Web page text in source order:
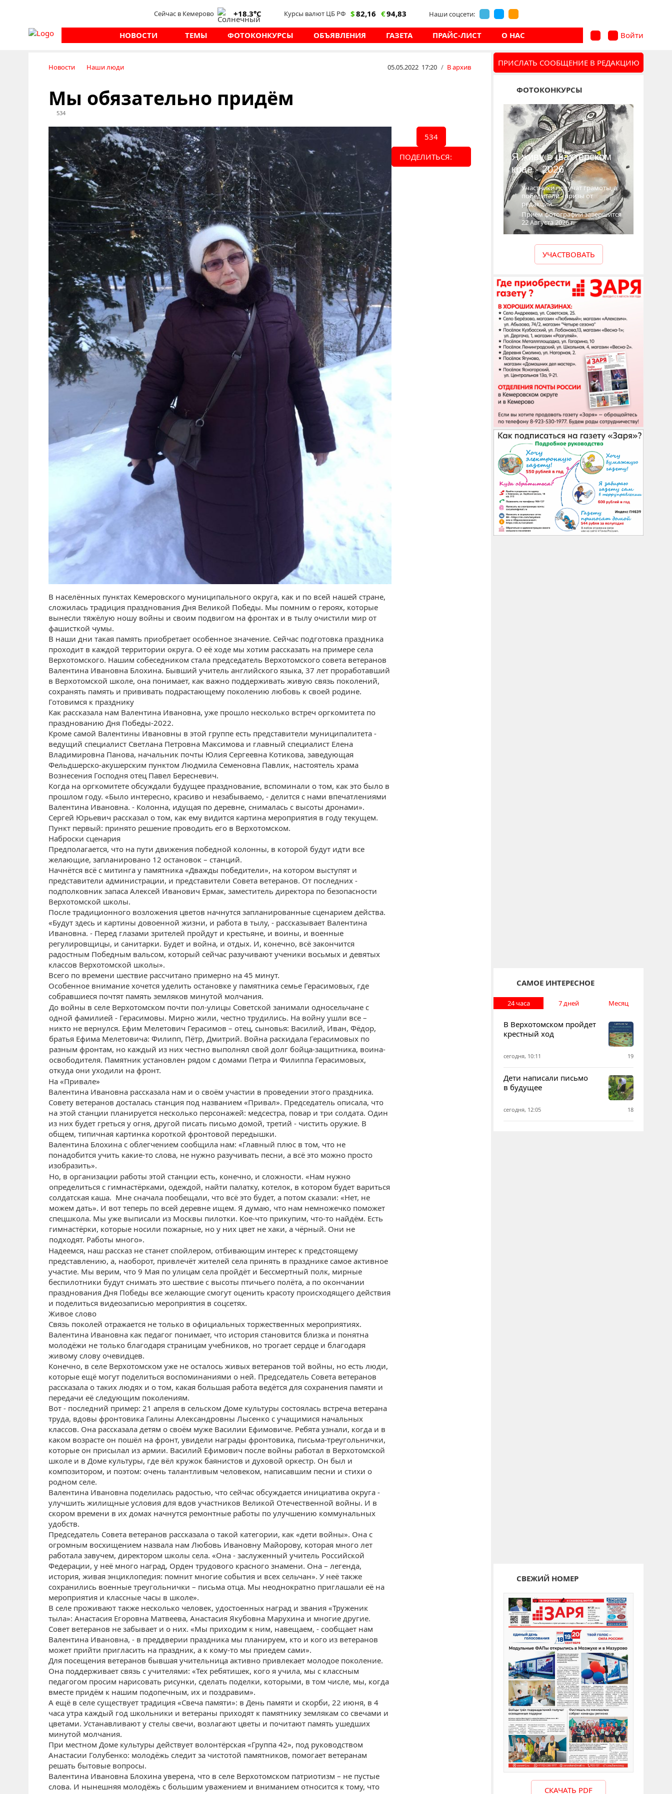
Сейчас в Кемерово +18.3°C Курсы валют ЦБ РФ $82,16 €94,83 Наши соцсети:
НОВОСТИ ТЕМЫ ФОТОКОНКУРСЫ ОБЪЯВЛЕНИЯ ГАЗЕТА ПРАЙС-ЛИСТ О НАС Войти
Новости Наши люди 05.05.2022 17:20 / В архив
Мы обязательно придём
534
В населённых пунктах Кемеровского муниципального округа, как и по всей нашей стране,
сложилась традиция празднования Дня Великой Победы. Мы помним о героях, которые
вынесли тяжёлую ношу войны и своим подвигом на фронтах и в тылу очистили мир от
фашисткой чумы.
В наши дни такая память приобретает особенное значение. Сейчас подготовка праздника
проходит в каждой территории округа. О её ходе мы хотим рассказать на примере села
Верхотомского. Нашим собеседником стала председатель Верхотомского совета ветеранов
Валентина Ивановна Блохина. Бывший учитель английского языка, 37 лет проработавший
в Верхотомской школе, она понимает, как важно поддерживать живую связь поколений,
сохранять память и прививать подрастающему поколению любовь к своей родине.
Готовимся к празднику
Как рассказала нам Валентина Ивановна, уже прошло несколько встреч оргкомитета по
празднованию Дня Победы-2022.
Кроме самой Валентины Ивановны в этой группе есть представители муниципалитета -
ведущий специалист Светлана Петровна Максимова и главный специалист Елена
Владимировна Панова, начальник почты Юлия Сергеевна Котикова, заведующая
Фельдшерско-акушерским пунктом Людмила Семеновна Павлик, настоятель храма
Вознесения Господня отец Павел Бересневич.
Когда на оргкомитете обсуждали будущее празднование, вспоминали о том, как это было в
прошлом году. «Было интересно, красиво и незабываемо, - делится с нами впечатлениями
Валентина Ивановна. - Колонна, идущая по деревне, снималась с высоты дронами».
Сергей Юрьевич рассказал о том, как ему видится картина мероприятия в году текущем.
Пункт первый: принято решение проводить его в Верхотомском.
Наброски сценария
Предполагается, что на пути движения победной колонны, в которой будут идти все
желающие, запланировано 12 остановок – станций.
Начнётся всё с митинга у памятника «Дважды победители», на котором выступят и
представители администрации, и представители Совета ветеранов. От последних -
подполковник запаса Алексей Иванович Ермак, заместитель директора по безопасности
Верхотомской школы.
После традиционного возложения цветов начнутся запланированные сценарием действа.
«Будут здесь и картины довоенной жизни, и работа в тылу, - рассказывает Валентина
Ивановна. - Перед глазами зрителей пройдут и крестьяне, и воины, и военные
регулировщицы, и санитарки. Будет и война, и отдых. И, конечно, всё закончится
радостным Победным вальсом, который сейчас разучивают ученики восьмых и девятых
классов Верхотомской школы».
Всего по времени шествие рассчитано примерно на 45 минут.
Особенное внимание хочется уделить остановке у памятника семье Герасимовых, где
собравшиеся почтят память земляков минутой молчания.
До войны в селе Верхотомском почти пол-улицы Советской занимали односельчане с
одной фамилией - Герасимовы. Мирно жили, честно трудились. На войну ушли все –
никто не вернулся. Ефим Мелетович Герасимов – отец, сыновья: Василий, Иван, Фёдор,
братья Ефима Мелетовича: Филипп, Пётр, Дмитрий. Война раскидала Герасимовых по
разным фронтам, но каждый из них честно выполнял свой долг бойца-защитника, воина-
освободителя. Памятник установлен рядом с домами Петра и Филиппа Герасимовых,
откуда они уходили на фронт.
На «Привале»
Валентина Ивановна рассказала нам и о своём участии в проведении этого праздника.
Совету ветеранов досталась станция под названием «Привал». Председатель описала, что
на этой станции планируется несколько персонажей: медсестра, повар и три солдата. Один
из них будет греться у огня, другой писать письмо домой, третий - чистить оружие. В
общем, типичная картинка короткой фронтовой передышки.
Валентина Блохина с облегчением сообщила нам: «Главный плюс в том, что не
понадобится учить какие-то слова, не нужно разучивать песни, а всё это можно просто
изобразить».
Но, в организации работы этой станции есть, конечно, и сложности. «Нам нужно
определиться с гимнастёрками, одеждой, найти палатку, котелок, в котором будет вариться
солдатская каша. Мне сначала пообещали, что всё это будет, а потом сказали: «Нет, не
можем дать». И вот теперь по всей деревне ищем. Я думаю, что нам немножечко поможет
спецшкола. Мы уже выписали из Москвы пилотки. Кое-что прикупим, что-то найдём. Есть
гимнастёрки, которые носили пожарные, но у них цвет не хаки, а чёрный. Они не
подходят. Работы много».
Надеемся, наш рассказ не станет спойлером, отбивающим интерес к предстоящему
представлению, а, наоборот, привлечёт жителей села принять в празднике самое активное
участие. Мы верим, что 9 Мая по улицам села пройдёт и Бессмертный полк, мирные
беспилотники будут снимать это шествие с высоты птичьего полёта, а по окончании
празднования Дня Победы все желающие смогут оценить красоту происходящего действия
и поделиться видеозаписью мероприятия в соцсетях.
Живое слово
Связь поколей отражается не только в официальных торжественных мероприятиях.
Валентина Ивановна как педагог понимает, что история становится близка и понятна
молодёжи не только благодаря страницам учебников, но трогает сердце и благодаря
живому слову очевидцев.
Конечно, в селе Верхотомском уже не осталось живых ветеранов той войны, но есть люди,
которые ещё могут поделиться воспоминаниями о ней. Председатель Совета ветеранов
рассказала о таких людях и о том, какая большая работа ведётся для сохранения памяти и
передачи её следующим поколениям.
Вот - последний пример: 21 апреля в сельском Доме культуры состоялась встреча ветерана
труда, вдовы фронтовика Галины Александровны Лысенко с учащимися начальных
классов. Она рассказала детям о своём муже Василии Ефимовиче. Ребята узнали, когда и в
каком возрасте он пошёл на фронт, увидели награды фронтовика, письма-треугольнички,
которые он присылал из армии. Василий Ефимович после войны работал в Верхотомской
школе и в Доме культуры, где вёл кружок баянистов и духовой оркестр. Он был и
композитором, и поэтом: очень талантливым человеком, написавшим песни и стихи о
родном селе.
Валентина Ивановна поделилась радостью, что сейчас обсуждается инициатива округа -
улучшить жилищные условия для вдов участников Великой Отечественной войны. И в
скором времени в их домах начнутся ремонтные работы по улучшению коммунальных
удобств.
Председатель Совета ветеранов рассказала о такой категории, как «дети войны». Она с
огромным восхищением назвала нам Любовь Ивановну Майорову, которая много лет
работала завучем, директором школы села. «Она - заслуженный учитель Российской
Федерации, у неё много наград, Орден трудового красного знамени. Она – легенда,
история, живая энциклопедия: помнит многие события и всех сельчан». У неё также
сохранились военные треугольнички – письма отца. Мы неоднократно приглашали её на
мероприятия и классные часы в школе».
В селе проживают также несколько человек, удостоенных наград и звания «Труженик
тыла»: Анастасия Егоровна Матвеева, Анастасия Якубовна Марухина и многие другие.
Совет ветеранов не забывает и о них. «Мы приходим к ним, навещаем, - сообщает нам
Валентина Ивановна, - в преддверии праздника мы планируем, кто и кого из ветеранов
может прийти пригласить на праздник, а к кому-то мы приедем сами».
Для посещения ветеранов бывшая учительница активно привлекает молодое поколение.
Она поддерживает связь с учителями: «Тех ребятишек, кого я учила, мы с классным
педагогом просим нарисовать рисунки, сделать поделки, которыми, в том числе, мы, когда
вместе придём к нашим подопечным, их и поздравим».
А ещё в селе существует традиция «Свеча памяти»: в День памяти и скорби, 22 июня, в 4
часа утра каждый год школьники и ветераны приходят к памятнику землякам со свечами и
цветами. Устанавливают у стелы свечи, возлагают цветы и почитают память ушедших
минутой молчания.
При местном Доме культуры действует волонтёрская «Группа 42», под руководством
Анастасии Голубенко: молодёжь следит за чистотой памятников, помогает ветеранам
решать бытовые вопросы.
Валентина Ивановна Блохина уверена, что в селе Верхотомском патриотизм – не пустые
слова. И нынешняя молодёжь с большим уважением и вниманием относится к тому, что
534
ПОДЕЛИТЬСЯ:
ПРИСЛАТЬ СООБЩЕНИЕ В РЕДАКЦИЮ
ФОТОКОНКУРСЫ
Я живу в шахтёрском
крае - 2026
Участники получат грамоты, а
победители - призы от
редакции.
Приём фотографий завершится
22 Августа 2026 г.
УЧАСТВОВАТЬ
САМОЕ ИНТЕРЕСНОЕ
24 часа 7 дней Месяц
В Верхотомском пройдет
крестный ход
сегодня, 10:11 19
Дети написали письмо
в будущее
сегодня, 12:05 18
СВЕЖИЙ НОМЕР
СКАЧАТЬ PDF